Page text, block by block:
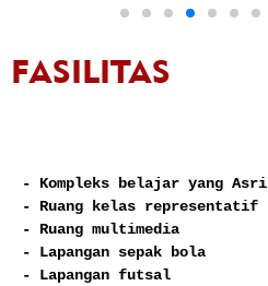
FASILITAS
- Kompleks belajar yang Asri
- Ruang kelas representatif
- Ruang multimedia
- Lapangan sepak bola
- Lapangan futsal